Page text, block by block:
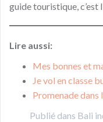
guide touristique, c’est
Lire aussi:
Mes bonnes et
Je vol en classe
Promenade dans
Publié dans Bali